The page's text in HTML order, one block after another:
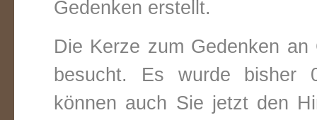
Gedenken erstellt.
Die Kerze zum Gedenken
besucht. Es wurde bisher
können auch Sie jetzt den